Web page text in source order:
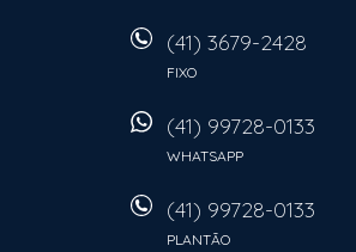
(41) 3679-2428
FIXO
(41) 99728-0133
WHATSAPP
(41) 99728-0133
PLANTÃO